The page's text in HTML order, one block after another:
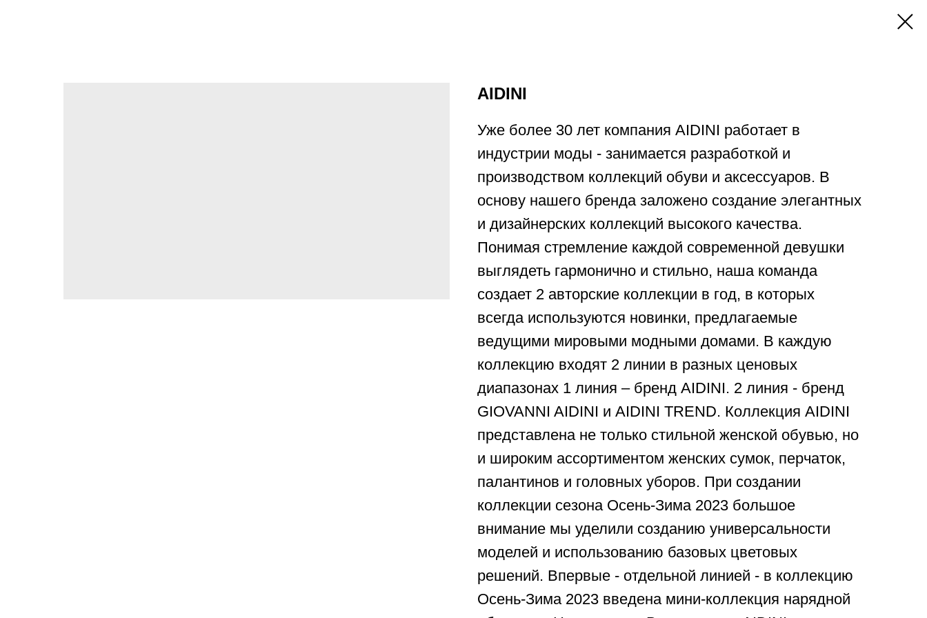
AIDINI
Уже более 30 лет компания AIDINI работает в
индустрии моды - занимается разработкой и
производством коллекций обуви и аксессуаров. В
основу нашего бренда заложено создание элегантных
и дизайнерских коллекций высокого качества.
Понимая стремление каждой современной девушки
выглядеть гармонично и стильно, наша команда
создает 2 авторские коллекции в год, в которых
всегда используются новинки, предлагаемые
ведущими мировыми модными домами. В каждую
коллекцию входят 2 линии в разных ценовых
диапазонах 1 линия – бренд AIDINI. 2 линия - бренд
GIOVANNI AIDINI и AIDINI TREND. Коллекция AIDINI
представлена не только стильной женской обувью, но
и широким ассортиментом женских сумок, перчаток,
палантинов и головных уборов. При создании
коллекции сезона Осень-Зима 2023 большое
внимание мы уделили созданию универсальности
моделей и использованию базовых цветовых
решений. Впервые - отдельной линией - в коллекцию
Осень-Зима 2023 введена мини-коллекция нарядной